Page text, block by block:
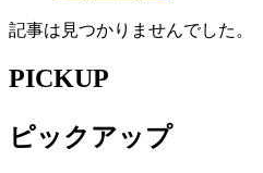
記事は見つかりませんでした。
PICKUP
ピックアップ